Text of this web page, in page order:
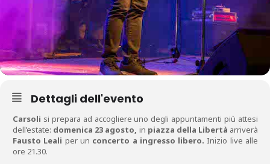
Dettagli dell'evento
Carsoli si prepara ad accogliere uno degli appuntamenti più attesi
dell’estate: domenica 23 agosto, in piazza della Libertà arriverà
Fausto Leali per un concerto a ingresso libero. Inizio live alle
ore 21.30.